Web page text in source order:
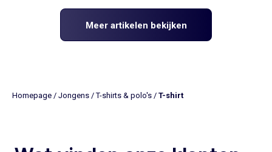
Meer artikelen bekijken
Homepage / Jongens /T-shirts & polo's / T-shirt